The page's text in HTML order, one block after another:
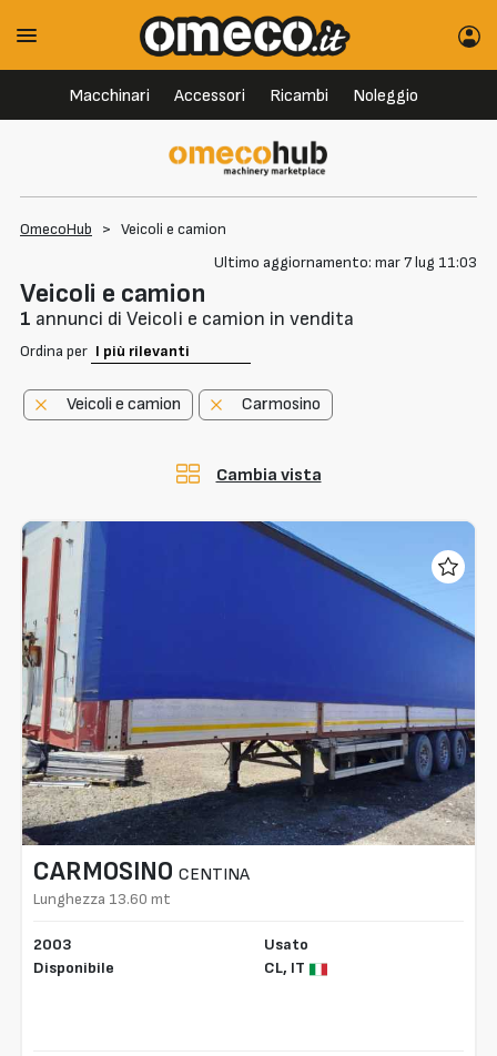
Macchinari Accessori Ricambi Noleggio
OmecoHub > Veicoli e camion
Ultimo aggiornamento: mar 7 lug 11:03
Veicoli e camion
1 annunci di Veicoli e camion in vendita
Ordina per
Veicoli e camion Carmosino
Cambia vista
CARMOSINO CENTINA
Lunghezza 13.60 mt
2003
Disponibile
Usato
CL, IT